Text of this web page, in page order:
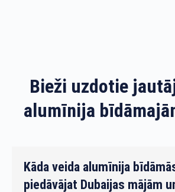
Bieži uzdotie
alumīnija
Kāda veida alumīnija
piedāvājat Dubaijas mājām